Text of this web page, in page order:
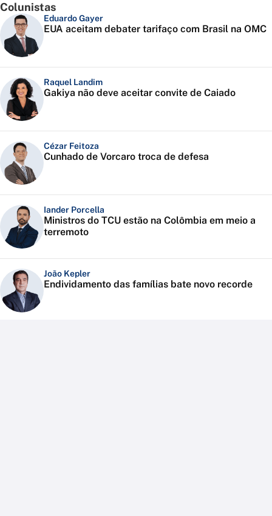
Colunistas
Eduardo Gayer
EUA aceitam debater tarifaço com Brasil na OMC
Raquel Landim
Gakiya não deve aceitar convite de Caiado
Cézar Feitoza
Cunhado de Vorcaro troca de defesa
Iander Porcella
Ministros do TCU estão na Colômbia em meio a
terremoto
João Kepler
Endividamento das famílias bate novo recorde